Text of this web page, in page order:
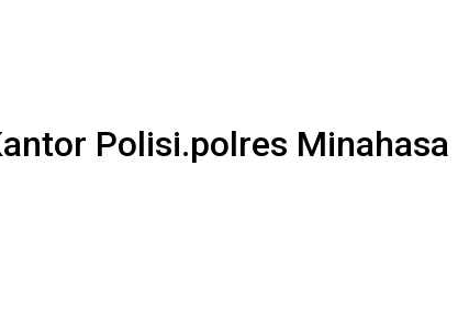
Polisi.polres Minahasa